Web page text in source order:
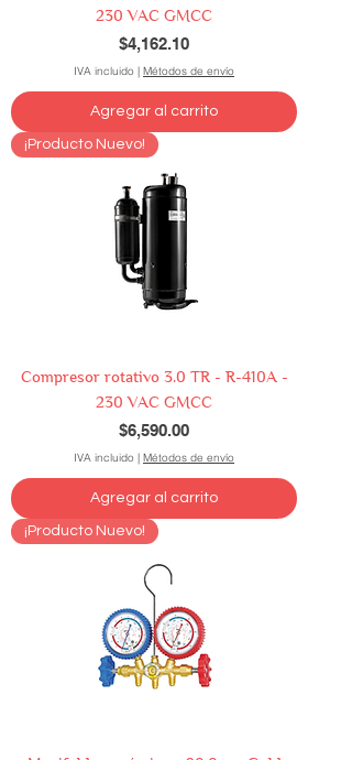
230 VAC GMCC
Precio
$4,162.10
IVA incluido | Métodos de envío
Agregar al carrito
¡Producto Nuevo!
Compresor rotativo 3.0 TR - R-410A -
230 VAC GMCC
Precio
$6,590.00
IVA incluido | Métodos de envío
Agregar al carrito
¡Producto Nuevo!